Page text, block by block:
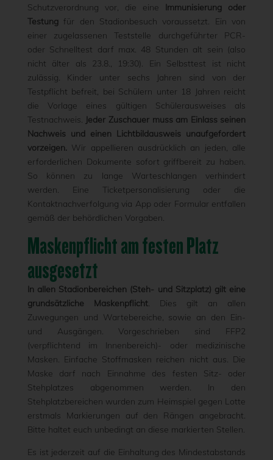
Schutzverordnung vor, die eine Immunisierung oder
Testungfür den Stadionbesuch voraussetzt. Ein von
einer zugelassenen Teststelle durchgeführter PCR-
oder Schnelltest darf max. 48 Stunden alt sein (also
nicht älter als 23.8., 19:30). Ein Selbsttest ist nicht
zulässig. Kinder unter sechs Jahren sind von der
Testpflicht befreit, bei Schülern unter 18 Jahren reicht
die Vorlage eines gültigen Schülerausweises als
Testnachweis. Jeder Zuschauer muss am Einlass seinen
Nachweis und einen Lichtbildausweis unaufgefordert
vorzeigen.Wir appellieren ausdrücklich an jeden, alle
erforderlichen Dokumente sofort griffbereit zu haben.
So können zu lange Warteschlangen verhindert
werden. Eine Ticketpersonalisierung oder die
Kontaktnachverfolgung via App oder Formular entfallen
gemäß der behördlichen Vorgaben.
Maskenpflicht am festen Platz
ausgesetzt
In allen Stadionbereichen (Steh- und Sitzplatz) gilt eine
grundsätzliche Maskenpflicht. Dies gilt an allen
Zuwegungen und Wartebereiche, sowie an den Ein-
und Ausgängen. Vorgeschrieben sind FFP2
(verpflichtend im Innenbereich)- oder medizinische
Masken. Einfache Stoffmasken reichen nicht aus. Die
Maske darf nach Einnahme des festen Sitz- oder
Stehplatzes abgenommen werden. In den
Stehplatzbereichen wurden zum Heimspiel gegen Lotte
erstmals Markierungen auf den Rängen angebracht.
Bitte haltet euch unbedingt an diese markierten Stellen.
Es ist jederzeit auf die Einhaltung des Mindestabstands